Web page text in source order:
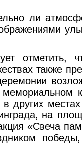
ли
отметить,
также
мемориальном
других местах
на
«Свеча